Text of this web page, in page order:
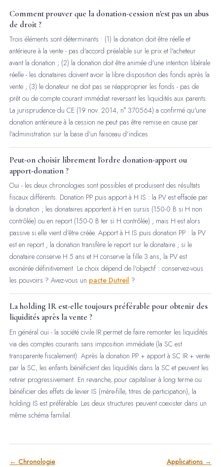
Comment prouver que la donation-cession n'est pas un abus
de droit ?
Trois éléments sont déterminants : (1) la donation doit être réelle et
antérieure à la vente - pas d'accord préalable sur le prix et l'acheteur
avant la donation ; (2) la donation doit être animée d'une intention libérale
réelle - les donataires doivent avoir la libre disposition des fonds après la
vente ; (3) le donateur ne doit pas se réapproprier les fonds - pas de
prêt ou de compte courant immédiat reversant les liquidités aux parents.
La jurisprudence du CE (19 nov. 2014, n° 370564) a confirmé qu'une
donation antérieure à la cession ne peut pas être remise en cause par
l'administration sur la base d'un faisceau d'indices.
Peut-on choisir librement l'ordre donation-apport ou
apport-donation ?
Oui - les deux chronologies sont possibles et produisent des résultats
fiscaux différents. Donation PP puis apport à H IS : la PV est effacée par
la donation ; les donataires apportent à H en sursis (150-0 B si H non
contrôlée) ou en report (150-0 B ter si H contrôlée) ; mais H est alors
passive si elle vient d'être créée. Apport à H IS puis donation PP : la PV
est en report ; la donation transfère le report sur le donataire ; si le
donataire conserve H 5 ans et H conserve la fille 3 ans, la PV est
exonérée définitivement. Le choix dépend de l'objectif : conservez-vous
les pouvoirs ? Avez-vous un pacte Dutreil ?
La holding IR est-elle toujours préférable pour obtenir des
liquidités après la vente ?
En général oui - la société civile IR permet de faire remonter les liquidités
via des comptes courants sans imposition immédiate (la SC est
transparente fiscalement). Après la donation PP + apport à SC IR + vente
par la SC, les enfants bénéficient des liquidités dans la SC et peuvent les
retirer progressivement. En revanche, pour capitaliser à long terme ou
bénéficier des effets de levier IS (mère-fille, titres de participation), la
holding IS est préférable. Les deux structures peuvent coexister dans un
même schéma familial.
← Chronologie Applications →